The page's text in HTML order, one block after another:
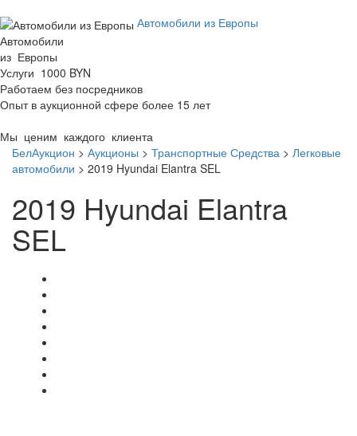
Автомобили из Европы
Автомобили
из Европы
Услуги 1000 BYN
Работаем без посредников
Опыт в аукционной сфере более 15 лет
Мы ценим каждого клиента
БелАукцион > Аукционы > Транспортные Средства > Легковые
автомобили > 2019 Hyundai Elantra SEL
2019 Hyundai Elantra
SEL